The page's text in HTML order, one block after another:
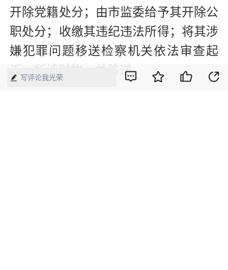
开除党籍处分；由市监委给予其开除公
职处分；收缴其违纪违法所得；将其涉
嫌犯罪问题移送检察机关依法审查起
诉，所涉财物一并移送。
写评论我光荣